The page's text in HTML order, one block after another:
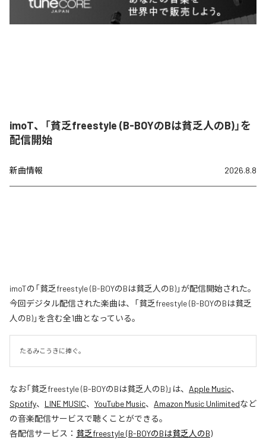
imoT、「貧乏freestyle (B-BOYのBは貧乏人のB)」を
配信開始
新曲情報 2026.8.8
imoTの「貧乏freestyle (B-BOYのBは貧乏人のB)」が配信開始された。
今回デジタル配信された楽曲は、「貧乏freestyle (B-BOYのBは貧乏
人のB)」を含む全1曲となっている。
たるみこうきに捧ぐ。
なお「貧乏freestyle (B-BOYのBは貧乏人のB)」は、 Apple Music、
Spotify、 LINE MUSIC、 YouTube Music、 Amazon Music Unlimitedなど
の音楽配信サービスで聴くことができる。
各配信サービス： 貧乏freestyle (B-BOYのBは貧乏人のB)